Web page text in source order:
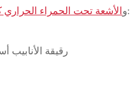
و الأشعة تحت الحمراء الحراري
يكتشف البنود التالية من أنابيب:
رقيقة الأنابيب